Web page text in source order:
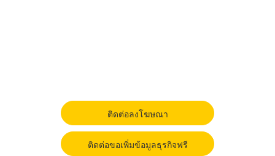
ติดต่อลงโฆษณา
ติดต่อขอเพิ่มข้อมูลธุรกิจฟรี